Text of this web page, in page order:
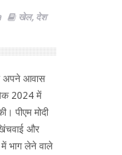
खेल, देश
अपने आवास
2024 में
पीएम मोदी
और
भाग लेने वाले